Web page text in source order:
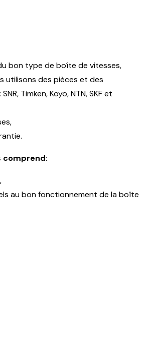
bon type de boîte de vitesses,
utilisons des pièces et des
Timken, Koyo, NTN, SKF et
comprend:
au bon fonctionnement de la boîte